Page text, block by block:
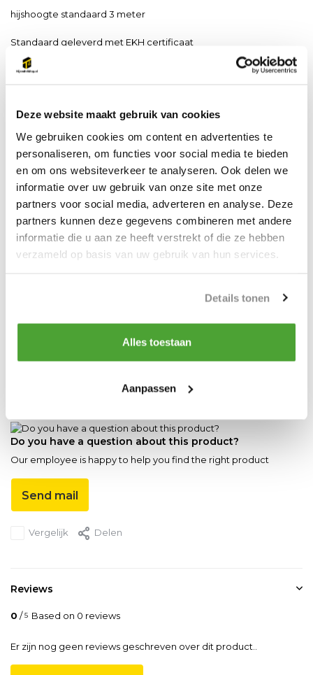
Deze website maakt gebruik van cookies
We gebruiken cookies om content en advertenties te
personaliseren, om functies voor social media te bieden
en om ons websiteverkeer te analyseren. Ook delen we
informatie over uw gebruik van onze site met onze
partners voor social media, adverteren en analyse. Deze
partners kunnen deze gegevens combineren met andere
informatie die u aan ze heeft verstrekt of die ze hebben
verzameld op basis van uw gebruik van hun services.
Details tonen
Alles toestaan
Aanpassen
hijshoogte standaard 3 meter
Standaard geleverd met EKH certificaat
duurdere merken
Sterk stalen frame en tandwiel kast voor lange levensduur.
Onderhouds vriendelijk ontwerp.
Soepele tandwiel overbrenging.
Gegoten slijtvaste remschijf met Dacromet behandeling tegen
oxidatie voor een extreem lange levensduur.
Afgedicht kogellagers van beide zijplaten.
Onderhoud vrij en corrosive bestendige kogellagers.
Productspecificaties
DR.0.04105003
Do you have a question about this product?
Our employee is happy to help you find the right product
Send mail
Vergelijk Delen
Reviews
0 /5 Based on 0 reviews
Er zijn nog geen reviews geschreven over dit product..